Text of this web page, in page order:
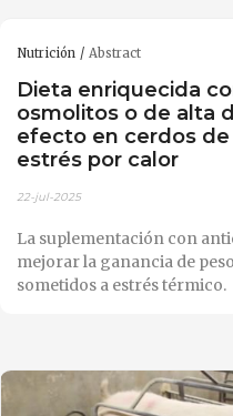
Nutrición Abstract
Dieta enriquecida
osmolitos o de alta
efecto en cerdos
estrés por calor
22-jul-2025
La suplementación con
mejorar la ganancia de
sometidos a estrés térmico.